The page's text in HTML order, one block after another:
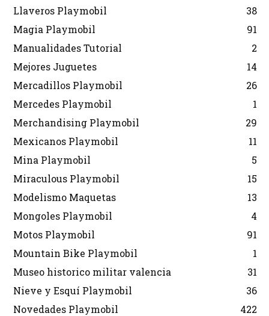
Llaveros Playmobil
38
Magia Playmobil
91
Manualidades Tutorial
2
Mejores Juguetes
14
Mercadillos Playmobil
26
Mercedes Playmobil
1
Merchandising Playmobil
29
Mexicanos Playmobil
11
Mina Playmobil
5
Miraculous Playmobil
15
Modelismo Maquetas
13
Mongoles Playmobil
4
Motos Playmobil
91
Mountain Bike Playmobil
1
Museo historico militar valencia
31
Nieve y Esquí Playmobil
36
Novedades Playmobil
422